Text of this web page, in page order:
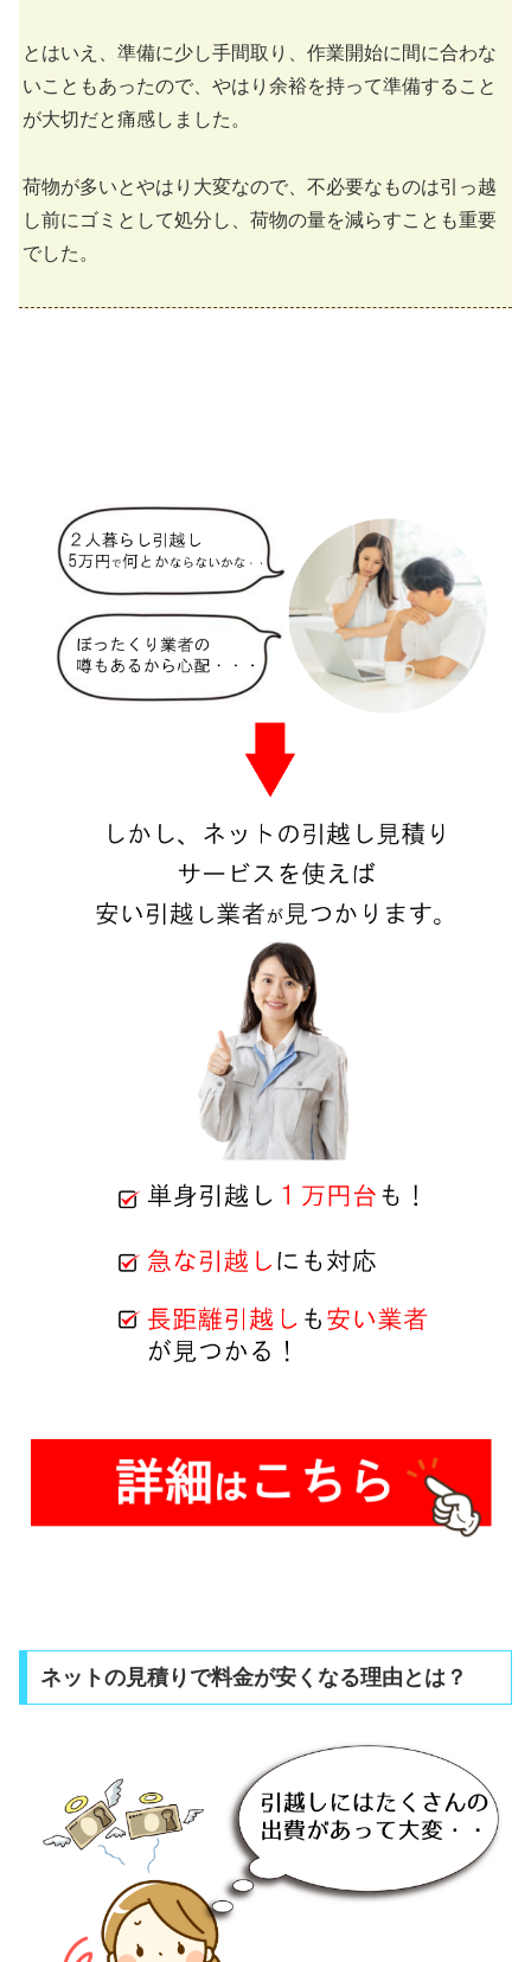
とはいえ、準備に少し手間取り、作業開始に間に合わな
いこともあったので、やはり余裕を持って準備すること
が大切だと痛感しました。
荷物が多いとやはり大変なので、不必要なものは引っ越
し前にゴミとして処分し、荷物の量を減らすことも重要
でした。
ネットの見積りで料金が安くなる理由とは？